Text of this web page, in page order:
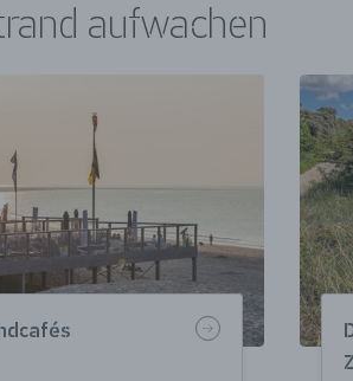
aufwachen